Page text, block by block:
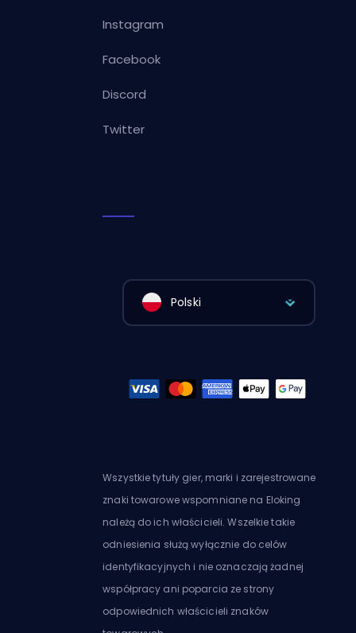
Instagram
Facebook
Discord
Twitter
Polski
Wszystkie tytuły gier, marki i zarejestrowane
znaki towarowe wspomniane na Eloking
należą do ich właścicieli. Wszelkie takie
odniesienia służą wyłącznie do celów
identyfikacyjnych i nie oznaczają żadnej
współpracy ani poparcia ze strony
odpowiednich właścicieli znaków